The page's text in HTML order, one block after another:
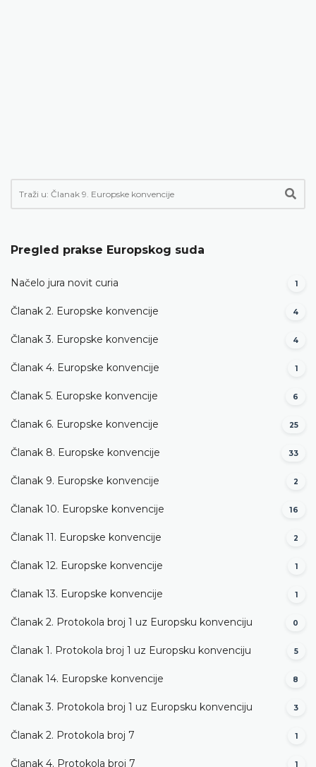
Pregled prakse Europskog suda
Načelo jura novit curia 1
Članak 2. Europske konvencije 4
Članak 3. Europske konvencije 4
Članak 4. Europske konvencije 1
Članak 5. Europske konvencije 6
Članak 6. Europske konvencije 25
Članak 8. Europske konvencije 33
Članak 9. Europske konvencije 2
Članak 10. Europske konvencije 16
Članak 11. Europske konvencije 2
Članak 12. Europske konvencije 1
Članak 13. Europske konvencije 1
Članak 2. Protokola broj 1 uz Europsku konvenciju 0
Članak 1. Protokola broj 1 uz Europsku konvenciju 5
Članak 14. Europske konvencije 8
Članak 3. Protokola broj 1 uz Europsku konvenciju 3
Članak 2. Protokola broj 7 1
Članak 4. Protokola broj 7 1